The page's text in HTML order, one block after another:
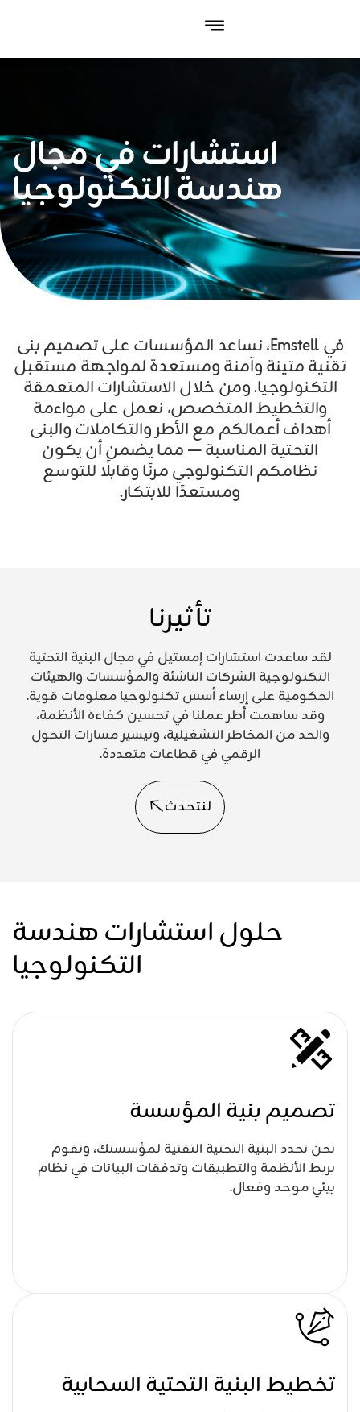
استشارات في مجال
هندسة التكنولوجيا
في Emstell، نساعد المؤسسات على تصميم بنى
تقنية متينة وآمنة ومستعدة لمواجهة مستقبل
التكنولوجيا. ومن خلال الاستشارات المتعمقة
والتخطيط المتخصص، نعمل على مواءمة
أهداف أعمالكم مع الأطر والتكاملات والبنى
التحتية المناسبة — مما يضمن أن يكون
نظامكم التكنولوجي مرنًا وقابلًا للتوسع
ومستعدًا للابتكار.
تأثيرنا
لقد ساعدت استشارات إمستيل في مجال البنية التحتية
التكنولوجية الشركات الناشئة والمؤسسات والهيئات
الحكومية على إرساء أسس تكنولوجيا معلومات قوية.
وقد ساهمت أطر عملنا في تحسين كفاءة الأنظمة،
والحد من المخاطر التشغيلية، وتيسير مسارات التحول
الرقمي في قطاعات متعددة.
لنتحدث
حلول استشارات هندسة
التكنولوجيا
تصميم بنية المؤسسة
نحن نحدد البنية التحتية التقنية لمؤسستك، ونقوم
بربط الأنظمة والتطبيقات وتدفقات البيانات في نظام
بيئي موحد وفعال.
تخطيط البنية التحتية السحابية